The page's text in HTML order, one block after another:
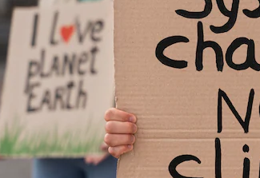
creëren. Meer dan 1 miljoen abonnees
onder creatievelingen, ondernemingen,
bureaus en studio's.
Nederlands